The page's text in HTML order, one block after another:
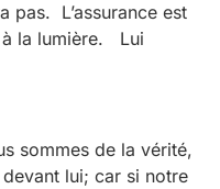
pas. L’assurance est
à la lumière. Lui
sommes de la vérité,
lui; car si notre